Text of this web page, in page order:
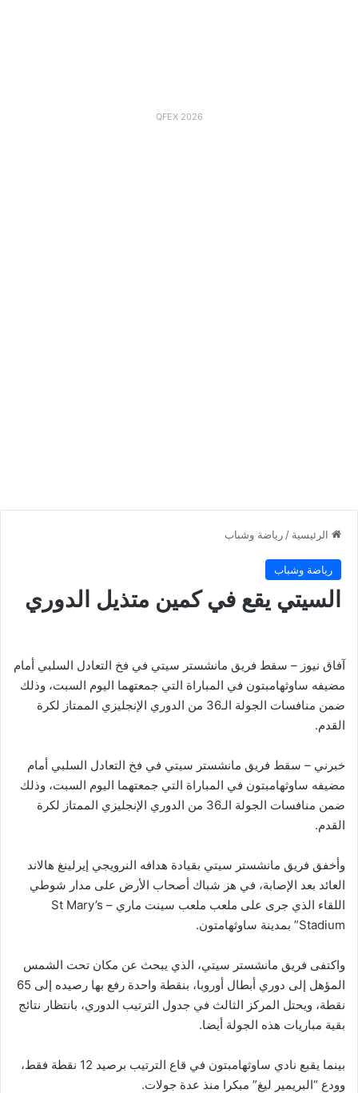
QFEX 2026
الرئيسية / رياضة وشباب
رياضة وشباب
السيتي يقع في كمين متذيل الدوري
آفاق نيوز – سقط فريق مانشستر سيتي في فخ التعادل السلبي أمام
مضيفه ساوثهامبتون في المباراة التي جمعتهما اليوم السبت، وذلك
ضمن منافسات الجولة الـ36 من الدوري الإنجليزي الممتاز لكرة
القدم.
خبرني – سقط فريق مانشستر سيتي في فخ التعادل السلبي أمام
مضيفه ساوثهامبتون في المباراة التي جمعتهما اليوم السبت، وذلك
ضمن منافسات الجولة الـ36 من الدوري الإنجليزي الممتاز لكرة
القدم.
وأخفق فريق مانشستر سيتي بقيادة هدافه النرويجي إيرلينغ هالاند
العائد بعد الإصابة، في هز شباك أصحاب الأرض على مدار شوطي
اللقاء الذي جرى على ملعب ملعب سينت ماري – St Mary’s
Stadium” بمدينة ساوثهامتون.
واكتفى فريق مانشستر سيتي، الذي يبحث عن مكان تحت الشمس
المؤهل إلى دوري أبطال أوروبا، بنقطة واحدة رفع بها رصيده إلى 65
نقطة، ويحتل المركز الثالث في جدول الترتيب الدوري، بانتظار نتائج
بقية مباريات هذه الجولة أيضا.
بينما يقبع نادي ساوثهامبتون في قاع الترتيب برصيد 12 نقطة فقط،
وودع “البريمير ليغ” مبكرا منذ عدة جولات.